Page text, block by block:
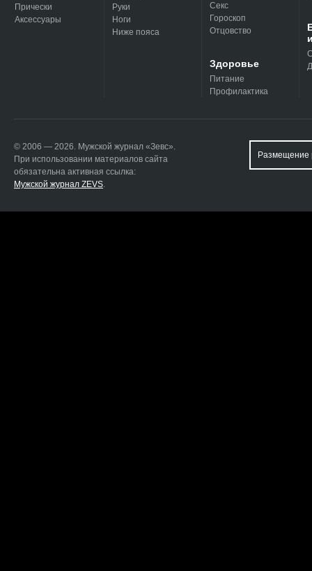
Прически
Аксессуары
Руки
Ноги
Ниже пояса
Секс
Гороскоп
Отцовство
Здоровье
Питание
Профилактика
© 2006 — 2026. Мужской журнал «Зевс».
При использовании материалов сайта
обязательна активная ссылка:
Мужской журнал ZEVS.
Размещение